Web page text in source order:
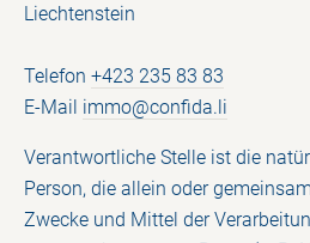
Liechtenstein
Telefon +423 235 83 83
E-Mail immo@confida.li
Verantwortliche Stelle ist die
Person, die allein oder
Zwecke und Mittel der